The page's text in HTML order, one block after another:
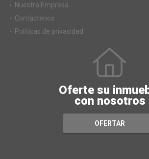
Nuestra Empresa
Contáctenos
Políticas de privacidad
Oferte su
con nosotros
OFERTAR